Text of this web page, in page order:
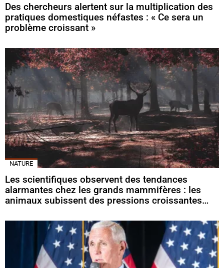
Des chercheurs alertent sur la multiplication des
pratiques domestiques néfastes : « Ce sera un
problème croissant »
NATURE
Les scientifiques observent des tendances
alarmantes chez les grands mammifères : les
animaux subissent des pressions croissantes…